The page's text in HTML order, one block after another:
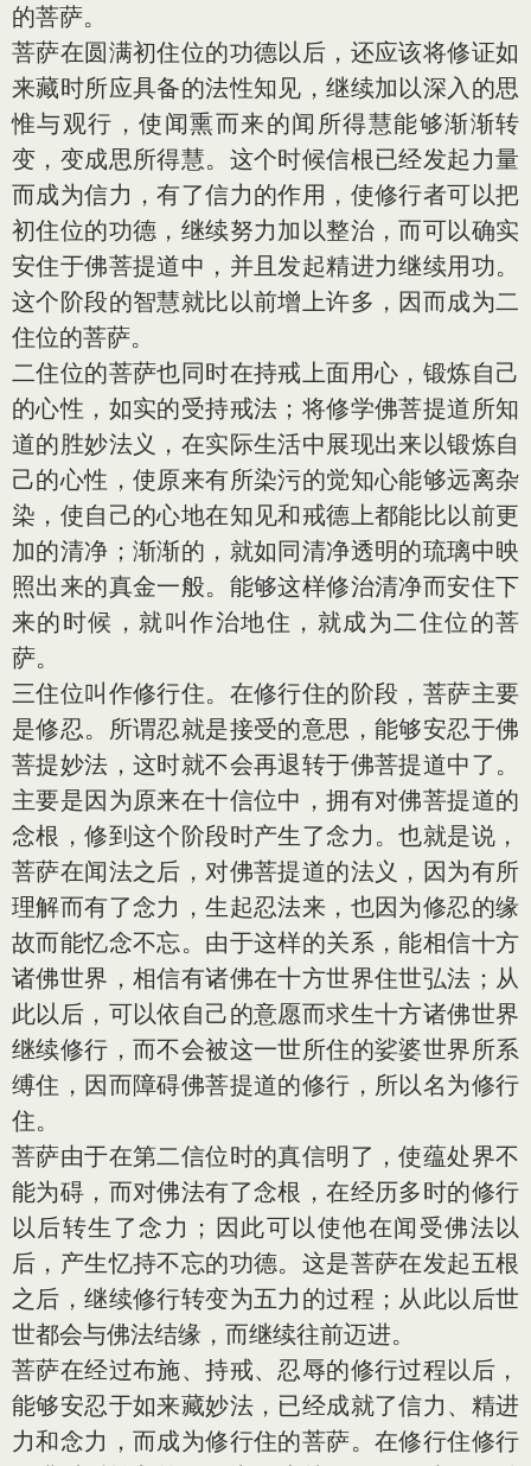
的菩萨。
菩萨在圆满初住位的功德以后，还应该将修证如
来藏时所应具备的法性知见，继续加以深入的思
惟与观行，使闻熏而来的闻所得慧能够渐渐转
变，变成思所得慧。这个时候信根已经发起力量
而成为信力，有了信力的作用，使修行者可以把
初住位的功德，继续努力加以整治，而可以确实
安住于佛菩提道中，并且发起精进力继续用功。
这个阶段的智慧就比以前增上许多，因而成为二
住位的菩萨。
二住位的菩萨也同时在持戒上面用心，锻炼自己
的心性，如实的受持戒法；将修学佛菩提道所知
道的胜妙法义，在实际生活中展现出来以锻炼自
己的心性，使原来有所染污的觉知心能够远离杂
染，使自己的心地在知见和戒德上都能比以前更
加的清净；渐渐的，就如同清净透明的琉璃中映
照出来的真金一般。能够这样修治清净而安住下
来的时候，就叫作治地住，就成为二住位的菩
萨。
三住位叫作修行住。在修行住的阶段，菩萨主要
是修忍。所谓忍就是接受的意思，能够安忍于佛
菩提妙法，这时就不会再退转于佛菩提道中了。
主要是因为原来在十信位中，拥有对佛菩提道的
念根，修到这个阶段时产生了念力。也就是说，
菩萨在闻法之后，对佛菩提道的法义，因为有所
理解而有了念力，生起忍法来，也因为修忍的缘
故而能忆念不忘。由于这样的关系，能相信十方
诸佛世界，相信有诸佛在十方世界住世弘法；从
此以后，可以依自己的意愿而求生十方诸佛世界
继续修行，而不会被这一世所住的娑婆世界所系
缚住，因而障碍佛菩提道的修行，所以名为修行
住。
菩萨由于在第二信位时的真信明了，使蕴处界不
能为碍，而对佛法有了念根，在经历多时的修行
以后转生了念力；因此可以使他在闻受佛法以
后，产生忆持不忘的功德。这是菩萨在发起五根
之后，继续修行转变为五力的过程；从此以后世
世都会与佛法结缘，而继续往前迈进。
菩萨在经过布施、持戒、忍辱的修行过程以后，
能够安忍于如来藏妙法，已经成就了信力、精进
力和念力，而成为修行住的菩萨。在修行住修行